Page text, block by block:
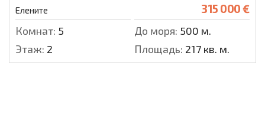
Елените 315 000 €
Комнат: 5 До моря: 500 м.
Этаж: 2 Площадь: 217 кв. м.